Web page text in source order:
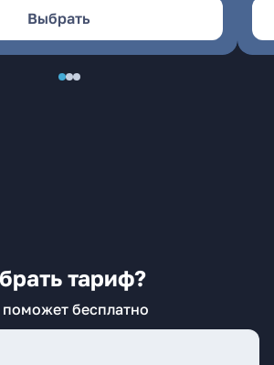
Выбрать
тариф?
бесплатно